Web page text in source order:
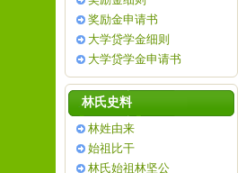
奖励金申请书
大学贷学金细则
大学贷学金申请书
林氏史料
林姓由来
始祖比干
林氏始祖林坚公